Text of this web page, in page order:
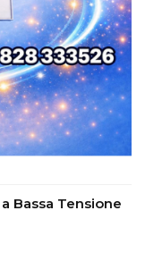
Bassa Tensione